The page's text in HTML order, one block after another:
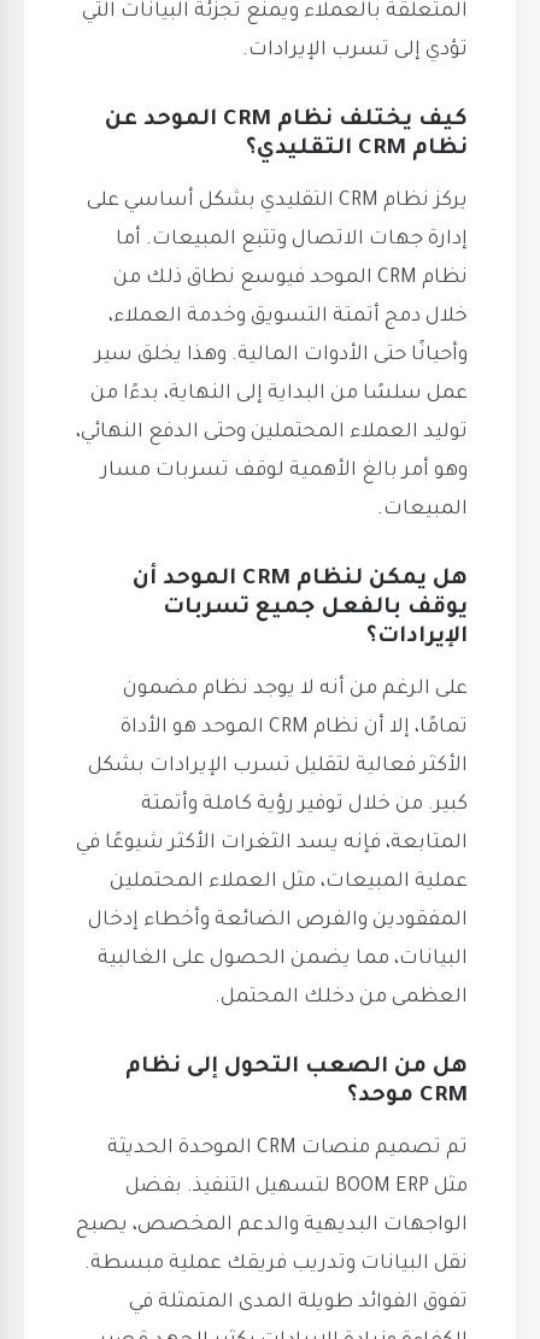
المتعلقة بالعملاء ويمنع تجزئة البيانات التي
تؤدي إلى تسرب الإيرادات.
كيف يختلف نظام CRM الموحد عن
نظام CRM التقليدي؟
يركز نظام CRM التقليدي بشكل أساسي على
إدارة جهات الاتصال وتتبع المبيعات. أما
نظام CRM الموحد فيوسع نطاق ذلك من
خلال دمج أتمتة التسويق وخدمة العملاء،
وأحيانًا حتى الأدوات المالية. وهذا يخلق سير
عمل سلسًا من البداية إلى النهاية، بدءًا من
توليد العملاء المحتملين وحتى الدفع النهائي،
وهو أمر بالغ الأهمية لوقف تسربات مسار
المبيعات.
هل يمكن لنظام CRM الموحد أن
يوقف بالفعل جميع تسربات
الإيرادات؟
على الرغم من أنه لا يوجد نظام مضمون
تمامًا، إلا أن نظام CRM الموحد هو الأداة
الأكثر فعالية لتقليل تسرب الإيرادات بشكل
كبير. من خلال توفير رؤية كاملة وأتمتة
المتابعة، فإنه يسد الثغرات الأكثر شيوعًا في
عملية المبيعات، مثل العملاء المحتملين
المفقودين والفرص الضائعة وأخطاء إدخال
البيانات، مما يضمن الحصول على الغالبية
العظمى من دخلك المحتمل.
هل من الصعب التحول إلى نظام
CRM موحد؟
تم تصميم منصات CRM الموحدة الحديثة
مثل BOOM ERP لتسهيل التنفيذ. بفضل
الواجهات البديهية والدعم المخصص، يصبح
نقل البيانات وتدريب فريقك عملية مبسطة.
تفوق الفوائد طويلة المدى المتمثلة في